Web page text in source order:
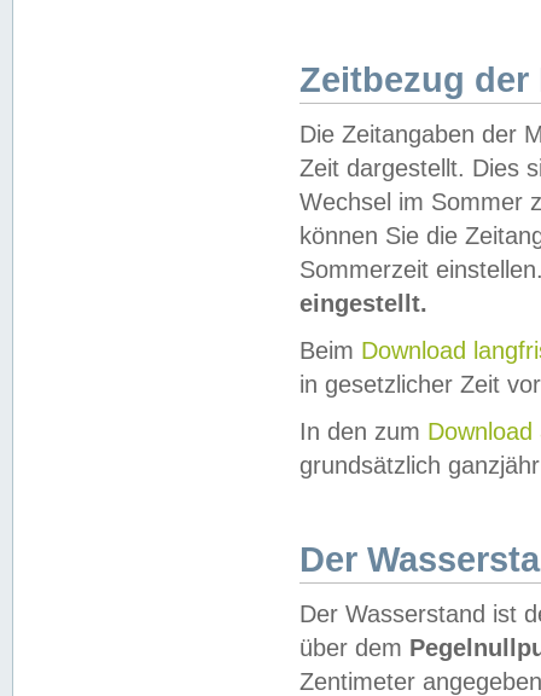
Zeitbezug der
Die Zeitangaben der
Zeit dargestellt. Dies
Wechsel im Sommer
können Sie die
Sommerzeit
eingestellt.
Beim Download
in gesetzlicher Zeit
In den zum Download
grundsätzlich
Der
Der Wasserstand ist
über dem
Zentimeter